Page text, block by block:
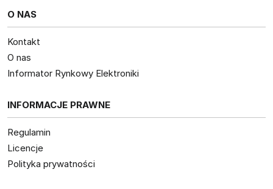
O NAS
Kontakt
O nas
Informator Rynkowy Elektroniki
INFORMACJE PRAWNE
Regulamin
Licencje
Polityka prywatności